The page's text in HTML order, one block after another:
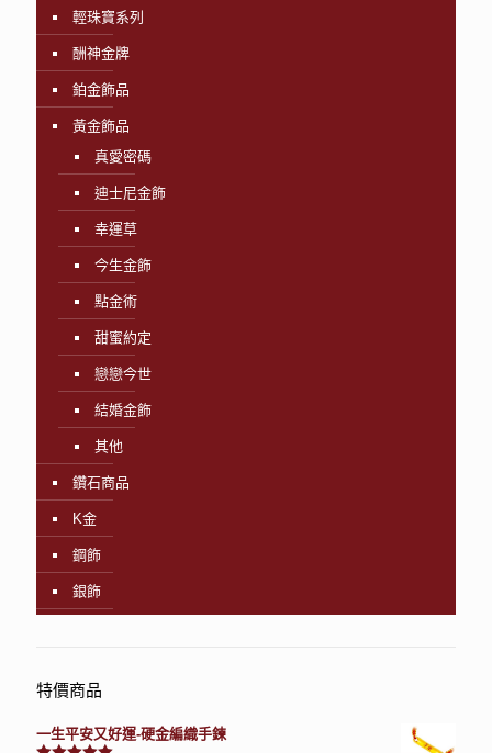
輕珠寶系列
酬神金牌
鉑金飾品
黃金飾品
真愛密碼
迪士尼金飾
幸運草
今生金飾
點金術
甜蜜約定
戀戀今世
結婚金飾
其他
鑽石商品
K金
鋼飾
銀飾
特價商品
一生平安又好運-硬金編織手鍊